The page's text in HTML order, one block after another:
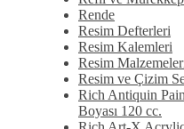
Rende
Resim Defterleri
Resim Kalemleri
Resim
Resim ve Çizim
Rich Antiquin
Boyası 120 cc.